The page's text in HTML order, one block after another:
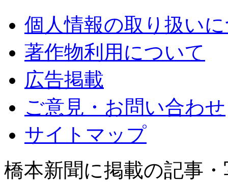
個人情報の取り扱い
著作物利用について
広告掲載
ご意見・お問い合わせ
サイトマップ
橋本新聞に掲載の記事